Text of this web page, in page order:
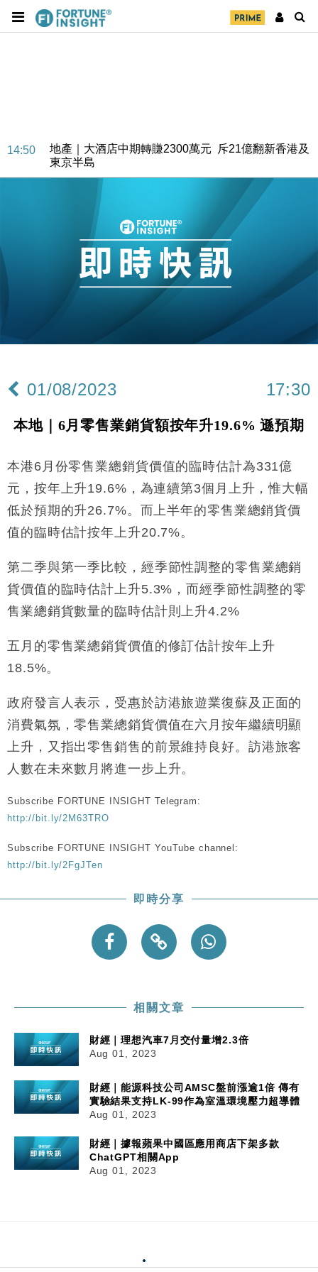
14:50
地產｜大酒店中期轉賺2300萬元 斥21億翻新香港及
東京半島
國際｜特朗普赴洛杉磯高球場活動前 男子攜槍彈被捕
財經｜香港7月PMI回落至51 企業擴張放慢兼縮減人
財經｜黑石傳再籌逾360億美元 支援Anthropic租用
Google晶片
10:57
財經｜美商務部擬擴大金屬關稅範圍 14類產品或加徵
本地｜新世界K11 9月升級會員制度 增鉑金卡級別鎖
16:33
財經｜滙控重啟最多10億美元回購 派息比率目標維持
15:11
財經｜SHEIN傳最快8月中招股 估值料降至400億美
13:49
本地｜HK Express推飛行套票 兩程低至448元加2元
可多飛一程
14:50
地產｜大酒店中期轉賺2300萬元 斥21億翻新香港及
東京半島
13:12
國際｜特朗普赴洛杉磯高球場活動前 男子攜槍彈被捕
12:30
財經｜香港7月PMI回落至51 企業擴張放慢兼縮減人
手
11:40
財經｜黑石傳再籌逾360億美元 支援Anthropic租用
10:57
財經｜美商務部擬擴大金屬關稅範圍 14類產品或加徵
定高消費客群
17:40
財經｜本港6月零售額連升14個月 珠寶鐘錶銷售升勢
最強
16:33
財經｜滙控重啟最多10億美元回購 派息比率目標維持
50%
元以下
13:49
本地｜HK Express推飛行套票 兩程低至448元加2元
01/08/2023 17:30
本地｜6月零售業銷貨額按年升19.6% 遜預期
本港6月份零售業總銷貨價值的臨時估計為331億
元，按年上升19.6%，為連續第3個月上升，惟大幅
低於預期的升26.7%。而上半年的零售業總銷貨價
值的臨時估計按年上升20.7%。
第二季與第一季比較，經季節性調整的零售業總銷
貨價值的臨時估計上升5.3%，而經季節性調整的零
售業總銷貨數量的臨時估計則上升4.2%
五月的零售業總銷貨價值的修訂估計按年上升
18.5%。
政府發言人表示，受惠於訪港旅遊業復蘇及正面的
消費氣氛，零售業總銷貨價值在六月按年繼續明顯
上升，又指出零售銷售的前景維持良好。訪港旅客
人數在未來數月將進一步上升。
Subscribe FORTUNE INSIGHT Telegram:
http://bit.ly/2M63TRO
Subscribe FORTUNE INSIGHT YouTube channel:
http://bit.ly/2FgJTen
即時分享
相關文章
財經｜理想汽車7月交付量增2.3倍
Aug 01, 2023
財經｜能源科技公司AMSC盤前漲逾1倍 傳有
實驗結果支持LK-99作為室溫環境壓力超導體
Aug 01, 2023
財經｜據報蘋果中國區應用商店下架多款
ChatGPT相關App
Aug 01, 2023